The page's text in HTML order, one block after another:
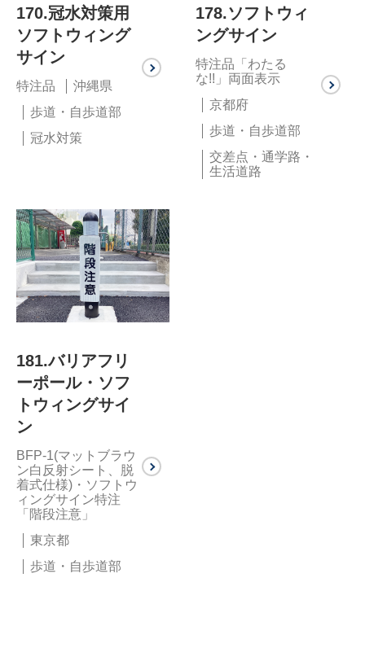
170.冠水対策用
ソフトウィング
サイン
特注品
沖縄県
歩道・自歩道部
冠水対策
178.ソフトウィ
ングサイン
特注品「わたる
な!!」両面表示
京都府
歩道・自歩道部
交差点・通学路・
生活道路
181.バリアフリ
ーポール・ソフ
トウィングサイ
ン
BFP-1(マットブラウ
ン白反射シート、脱
着式仕様)・ソフトウ
ィングサイン特注
「階段注意」
東京都
歩道・自歩道部